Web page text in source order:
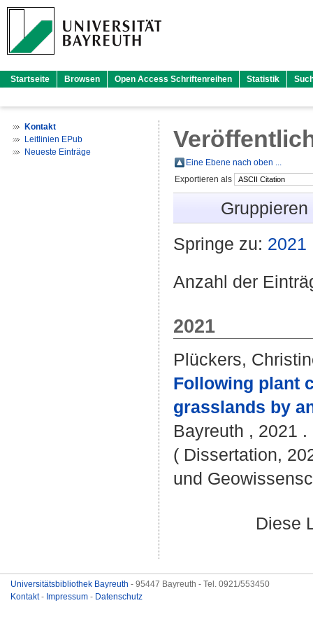
Startseite Browsen Open Access Schriftenreihen Statistik
Kontakt
Leitlinien EPub
Neueste Einträge
Eine Ebene nach oben ...
Exportieren als
Springe zu: 2021
Anzahl der
2021
Plückers,
Following plant
grasslands by
Bayreuth , 2021 .
( Dissertation,
und
Diese
Universitätsbibliothek Bayreuth - 95447 Bayreuth - Tel. 0921/553450
Kontakt- Impressum - Datenschutz